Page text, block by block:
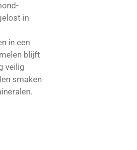
in
in een
blijft
veilig
smaken